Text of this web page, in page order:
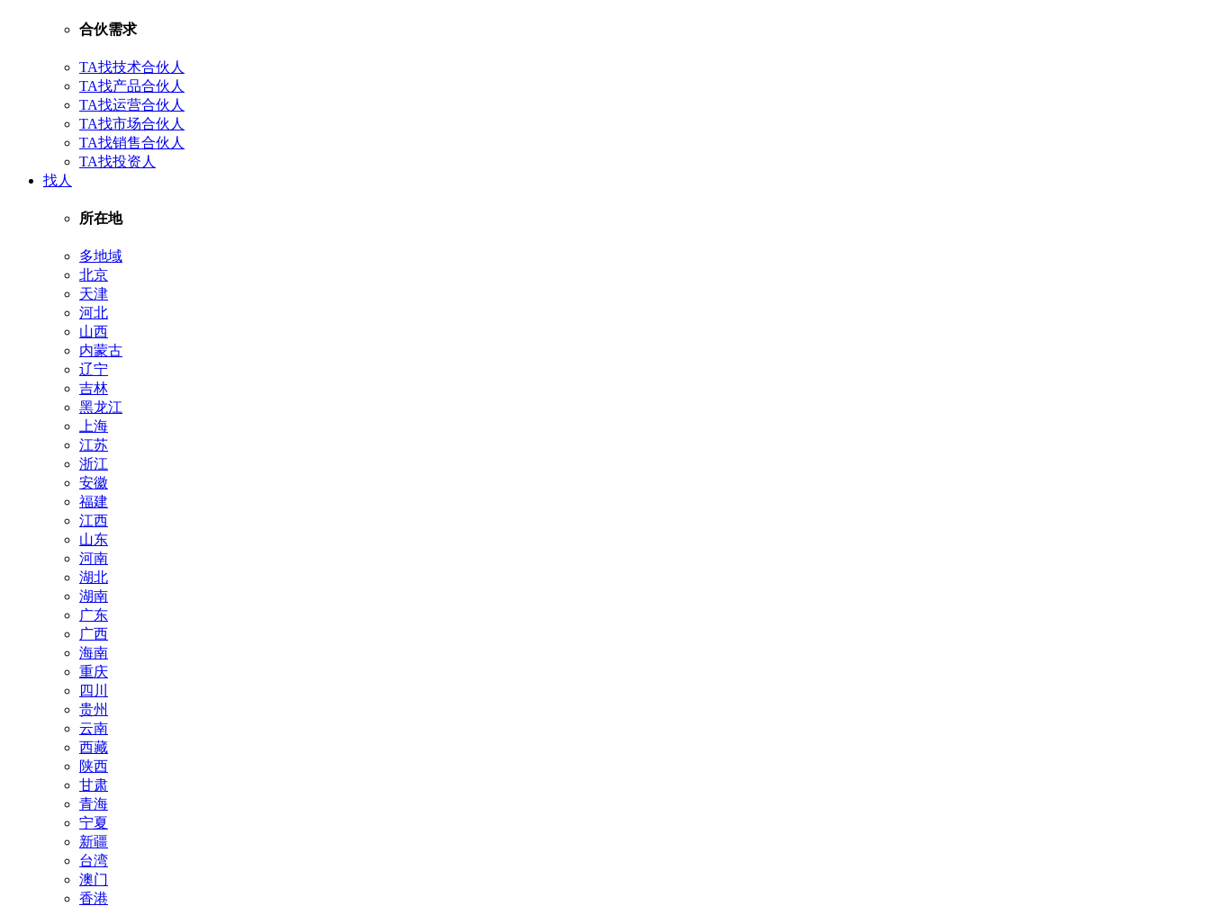
合伙需求
TA找技术合伙人
TA找产品合伙人
TA找运营合伙人
TA找市场合伙人
TA找销售合伙人
TA找投资人
找人
所在地
多地域
北京
天津
河北
山西
内蒙古
辽宁
吉林
黑龙江
上海
江苏
浙江
安徽
福建
江西
山东
河南
湖北
湖南
广东
广西
海南
重庆
四川
贵州
云南
西藏
陕西
甘肃
青海
宁夏
新疆
台湾
澳门
香港